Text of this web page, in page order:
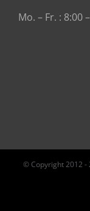
Mo. – Fr. : 8:00
© Copyright 2012 -